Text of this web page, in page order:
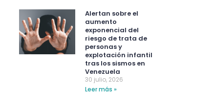
Alertan sobre el
aumento
exponencial del
riesgo de trata de
personas y
explotación infantil
tras los sismos en
Venezuela
30 julio, 2026
Leer más »